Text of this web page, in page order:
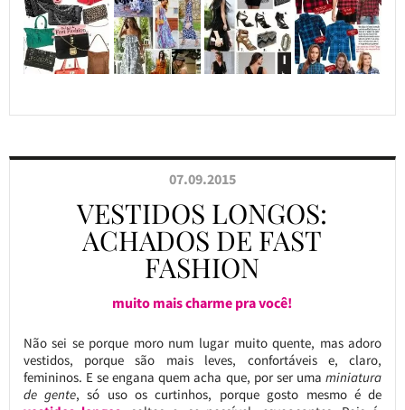
07.09.2015
VESTIDOS LONGOS:
ACHADOS DE FAST
FASHION
muito mais charme pra você!
Não sei se porque moro num lugar muito quente, mas adoro
vestidos, porque são mais leves, confortáveis e, claro,
femininos. E se engana quem acha que, por ser umaminiatura
de gente, só uso os curtinhos, porque gosto mesmo é de